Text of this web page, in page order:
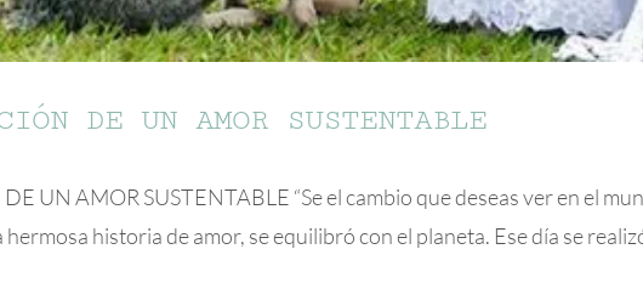
DE UN AMOR SUSTENTABLE
UN AMOR SUSTENTABLE “Se el cambio que deseas ver en el
historia de amor, se equilibró con el planeta. Ese día se